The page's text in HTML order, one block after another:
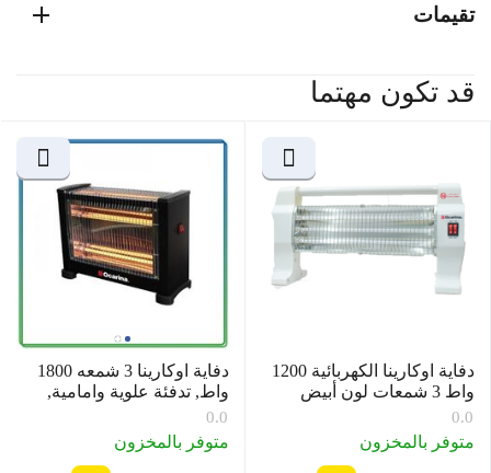
تقيمات
قد تكون مهتما
دفاية اوكارينا الكهربائية 1200
واط 3 شمعات لون أبيض
موديل OCRHTPTQZ31W
0.0
متوفر بالمخزون
دفاية اوكارينا 3 شمعه 1800
واط, تدفئة علوية وامامية,
اسود OCRHTSQQZ381
0.0
متوفر بالمخزون